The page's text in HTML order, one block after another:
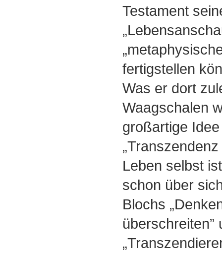
Testament
fertigstellen
Was er dort
Waagschalen
großartige
Leben selbst
schon über
Blochs
überschreiten”